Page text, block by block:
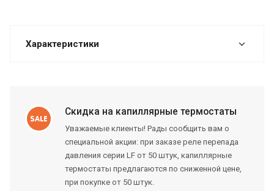
Характеристики
Скидка на капиллярные термостаты
Уважаемые клиенты! Рады сообщить вам о
специальной акции: при заказе реле перепада
давления серии LF от 50 штук, капиллярные
термостаты предлагаются по сниженной цене,
при покупке от 50 штук.